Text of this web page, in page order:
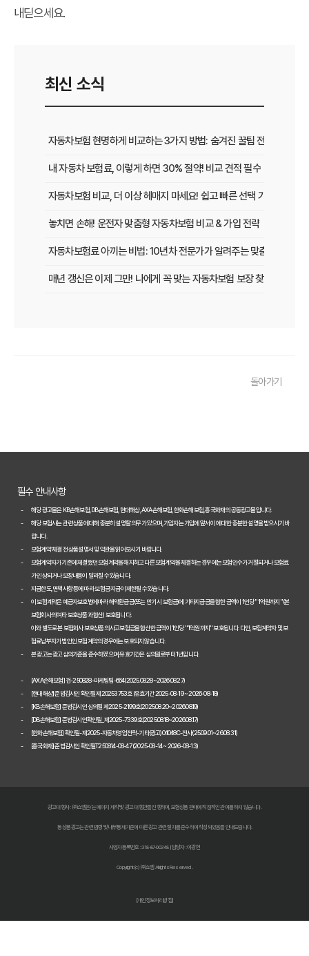
내딛으세요.
최신 소식
자동차보험 현명하게 비교하는 3가지 방법: 숨겨진 꿀팁 전격 공개
내 자동차 보험료, 이렇게 하면 30% 절약! 비교 견적 필수
자동차보험 비교, 더 이상 헤매지 마세요! 쉽고 빠른 선택 가이드
놓치면 손해! 운전자 맞춤형 자동차보험 비교 & 가입 전략
자동차보험료 아끼는 비법: 10년차 전문가가 알려주는 맞춤형 설계 전
매년 갱신은 이제 그만! 나에게 꼭 맞는 자동차보험 보장 찾는 법
놓치면 후회! 자동차보험 가입 전 반드시 알아야 할 핵심 정보
놓치면 손해! 2026년 자동차보험 비교, 이것만은 꼭 확인하세요
2026년 자동차보험 현명하게 비교하는 3가지 핵심 전략
2026년 자동차보험 현명하게 비교하는 3가지 방법
자동차보험료 100만원 절약, 숨겨진 꿀팁 대방출
자동차보험, 다이렉트로 저렴하게 가입하는 비법 공개
내 차에 딱 맞는 자동차보험, 비교하고 고르는 완벽 가이드
2026 자동차보험 다이렉트 비교견적: 숨은 혜택 찾고 보험료 낮추는
자동차보험 다이렉트 비교사이트, 숨겨진 할인 꿀팁으로 진짜 최저가
다이렉트 자동차보험료 아끼는 법: 2026년 견적, 숨겨진 할인 꿀팁 대
다이렉트 자동차보험 비교견적: 숨은 1cm까지 찾아 보험료 낮추는 비
자동차 보험료 인상, 다이렉트 비교견적 사이트로 한 번에 해결!
돌아가기
필수 안내사항
해당 광고물은 KB손해보험, DB손해보험, 현대해상, AXA손해보험, 한화손해보험, 흥국화재의 공동광고물입니다.
해당 보험사는 관련 상품에 대해 충분히 설명할 의무가 있으며, 가입자는 가입에 앞서 이에 대한 충분한 설명을 받으시기 바
랍니다.
보험계약 체결 전 상품설명서 및 약관을 읽어보시기 바랍니다.
보험계약자가 기존에 체결했던 보험계약을 해지하고 다른 보험계약을 체결하는 경우에는 보험인수가 거절되거나 보험료
가 인상되거나 보장내용이 달라질 수 있습니다.
지급한도, 면책사항 등에 따라 보험금 지급이 제한될 수 있습니다.
이 보험계약은 예금자보호법에 따라 해약환급금(또는 만기 시 보험금)에 기타지급금을 합한 금액이 1인당 "1억원까지"(본
보험회사의 여타 보호상품과 합산) 보호됩니다.
이와 별도로 본 보험회사 보호상품의 사고보험금을 합산한 금액이 1인당 "1억원까지" 보호됩니다. 다만, 보험계약자 및 보
험료납부자가 법인인 보험계약의 경우에는 보호되지 않습니다.
본 광고는 광고심의기준을 준수하였으며, 유효기간은 심의일로부터 1년입니다.
[AXA손해보험] 검-250828-마케팅팀-664(2025.08.28~2026.08.27)
[현대해상] 준법감시인 확인필 제20253753호 (유효기간 2025-08-19 ~ 2026-08-18)
[KB손해보험] 준법감시인 심의필 제2025-2199호(2025.08.20~2026.08.19)
[DB손해보험] 준법감시인확인필_제2025-7339호(2025.08.18~2026.08.17)
[한화손해보험] 확인필-제2025-자동차영업전략-기타(광고)04048C-전사(25.09.01~26.08.31)
[흥국화재] 준법감시인 확인필T250814-08-47 (2025-08-14 ~ 2026-08-13)
광고대행사 : ㈜쇼엠은/는 페이지 제작 및 광고 대행만을 진행하며, 보험상품 판매에 직접적인 관여를 하지 않습니다.
동 상품광고는 관련 법령 및 내부통제기준에 따른 광고 관련 절차를 준수하여 작성되었음을 안내드립니다.
사업자등록번호 : 318-87-00348 | 담당자 : 이광헌
Copyright (c) ㈜쇼엠 All rights Reserved.
[개인정보처리방침]